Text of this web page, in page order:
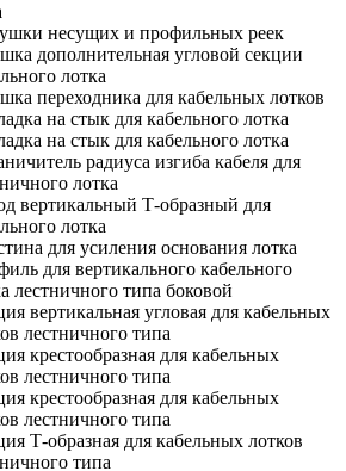
несущих и профильных реек
дополнительная угловой секции
лотка
переходника для кабельных лотков
на стык для кабельного лотка
на стык для кабельного лотка
радиуса изгиба кабеля для
лотка
вертикальный Т-образный для
лотка
для усиления основания лотка
для вертикального кабельного
лестничного типа боковой
вертикальная угловая для кабельных
лестничного типа
крестообразная для кабельных
лестничного типа
крестообразная для кабельных
лестничного типа
Т-образная для кабельных лотков
типа